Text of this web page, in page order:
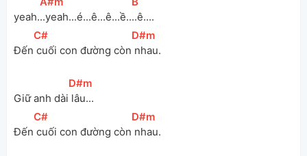
yeah...yeah...é...ê...ê...ề....ê....
Đến
[
C#
cuối con đường còn
[D#m
nhau.
Giữ anh dài
[D#m
lâu...
Đến
[
C#
cuối con đường còn
[D#m
nhau.